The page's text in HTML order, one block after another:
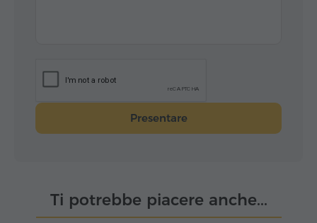
Presentare
Ti potrebbe piacere anche...